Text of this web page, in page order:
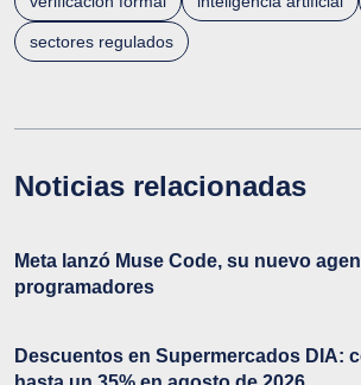
sectores regulados
Noticias relacionadas
Meta lanzó Muse Code, su nuevo
programadores
Descuentos en Supermercados DIA: